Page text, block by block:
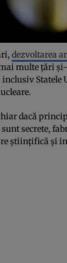
dezvoltarea
multe țări
Statele
dacă
secrete,
științifică și